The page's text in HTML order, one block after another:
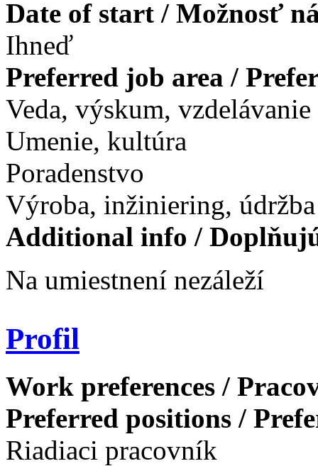
Date of start / Možnosť
Ihneď
Preferred job area /
Veda, výskum, vzdelávanie
Umenie, kultúra
Poradenstvo
Výroba, inžiniering, údržba
Additional info /
Na umiestnení nezáleží
Profil
Work preferences /
Preferred positions /
Riadiaci pracovník